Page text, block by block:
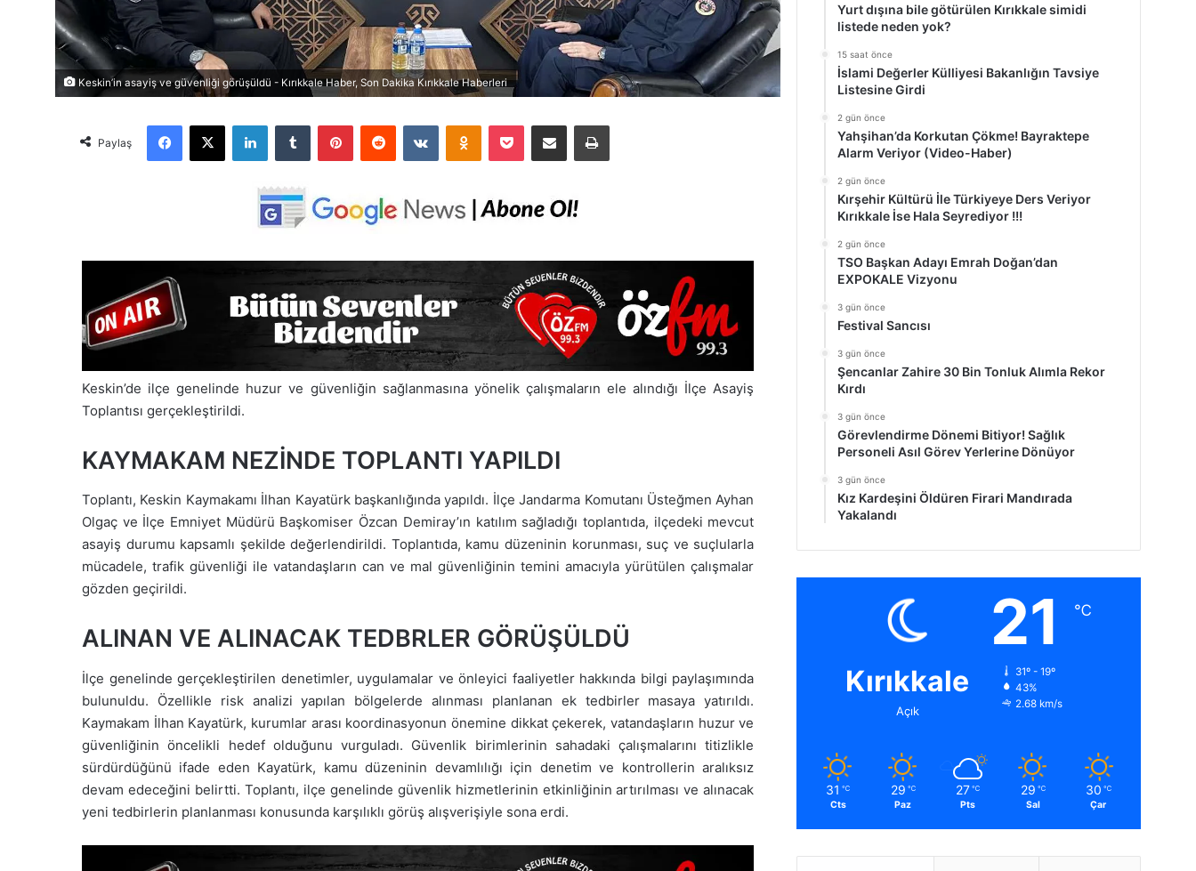
Keskin’in asayiş ve güvenliği görüşüldü - Kırıkkale Haber, Son Dakika Kırıkkale Haberleri
Paylaş
Keskin’de ilçe genelinde huzur ve güvenliğin sağlanmasına yönelik çalışmaların ele alındığı İlçe Asayiş
Toplantısı gerçekleştirildi.
KAYMAKAM NEZİNDE TOPLANTI YAPILDI
Toplantı, Keskin Kaymakamı İlhan Kayatürk başkanlığında yapıldı. İlçe Jandarma Komutanı Üsteğmen Ayhan
Olgaç ve İlçe Emniyet Müdürü Başkomiser Özcan Demiray’ın katılım sağladığı toplantıda, ilçedeki mevcut
asayiş durumu kapsamlı şekilde değerlendirildi. Toplantıda, kamu düzeninin korunması, suç ve suçlularla
mücadele, trafik güvenliği ile vatandaşların can ve mal güvenliğinin temini amacıyla yürütülen çalışmalar
gözden geçirildi.
ALINAN VE ALINACAK TEDBRLER GÖRÜŞÜLDÜ
İlçe genelinde gerçekleştirilen denetimler, uygulamalar ve önleyici faaliyetler hakkında bilgi paylaşımında
bulunuldu. Özellikle risk analizi yapılan bölgelerde alınması planlanan ek tedbirler masaya yatırıldı.
Kaymakam İlhan Kayatürk, kurumlar arası koordinasyonun önemine dikkat çekerek, vatandaşların huzur ve
güvenliğinin öncelikli hedef olduğunu vurguladı. Güvenlik birimlerinin sahadaki çalışmalarını titizlikle
sürdürdüğünü ifade eden Kayatürk, kamu düzeninin devamlılığı için denetim ve kontrollerin aralıksız
devam edeceğini belirtti. Toplantı, ilçe genelinde güvenlik hizmetlerinin etkinliğinin artırılması ve alınacak
yeni tedbirlerin planlanması konusunda karşılıklı görüş alışverişiyle sona erdi.
Yurt dışına bile götürülen Kırıkkale simidi
listede neden yok?
15 saat önce
İslami Değerler Külliyesi Bakanlığın Tavsiye
Listesine Girdi
2 gün önce
Yahşihan’da Korkutan Çökme! Bayraktepe
Alarm Veriyor (Video-Haber)
2 gün önce
Kırşehir Kültürü İle Türkiyeye Ders Veriyor
Kırıkkale İse Hala Seyrediyor !!!
2 gün önce
TSO Başkan Adayı Emrah Doğan’dan
EXPOKALE Vizyonu
3 gün önce
Festival Sancısı
3 gün önce
Şencanlar Zahire 30 Bin Tonluk Alımla Rekor
Kırdı
3 gün önce
Görevlendirme Dönemi Bitiyor! Sağlık
Personeli Asıl Görev Yerlerine Dönüyor
3 gün önce
Kız Kardeşini Öldüren Firari Mandırada
Yakalandı
Kırıkkale
Açık
21 ℃
31º - 19º
43%
2.68 km/s
31 ℃
Cts
29 ℃
Paz
27 ℃
Pts
29 ℃
Sal
30 ℃
Çar